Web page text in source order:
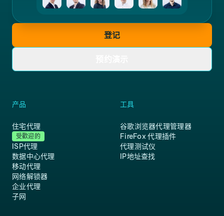
登记
产品
住宅代理
受歡迎的
ISP代理
数据中心代理
移动代理
网络解锁器
企业代理
子网
工具
谷歌浏览器代理管理器
FireFox 代理插件
代理测试仪
IP地址查找